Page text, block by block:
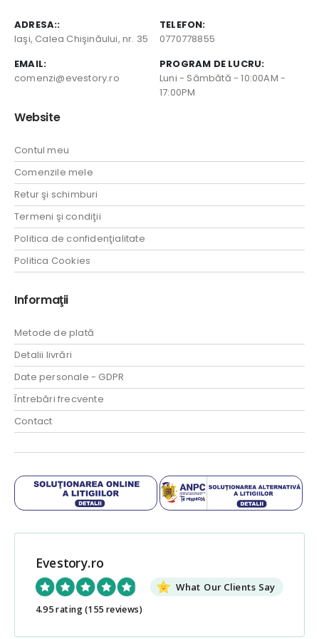
ADRESA::
Iaşi, Calea Chişinăului, nr. 35
TELEFON:
0770778855
EMAIL:
comenzi@evestory.ro
PROGRAM DE LUCRU:
Luni - Sâmbătă - 10:00AM -
17:00PM
Website
Contul meu
Comenzile mele
Retur şi schimburi
Termeni şi condiţii
Politica de confidenţialitate
Politica Cookies
Informaţii
Metode de plată
Detalii livrări
Date personale - GDPR
Întrebări frecvente
Contact
Evestory.ro
What Our Clients Say
4.95 rating(155 reviews)